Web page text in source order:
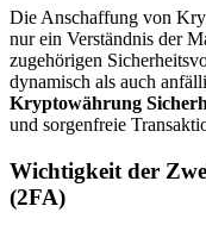
Die Anschaffung von
nur ein Verständnis der
zugehörigen
dynamisch als auch
Kryptowährung
und sorgenfreie
Wichtigkeit der
(2FA)